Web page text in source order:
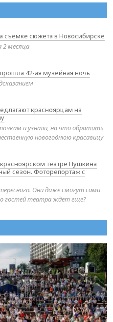
съемке сюжета в Новосибирске
2 месяца
42-ая музейная ночь
красноярцам на
и узнали, на что обратить
новогоднюю красавицу
театре Пушкина
сезон. Фоторепортаж с
Они даже смогут сами
гостей театра ждет еще?